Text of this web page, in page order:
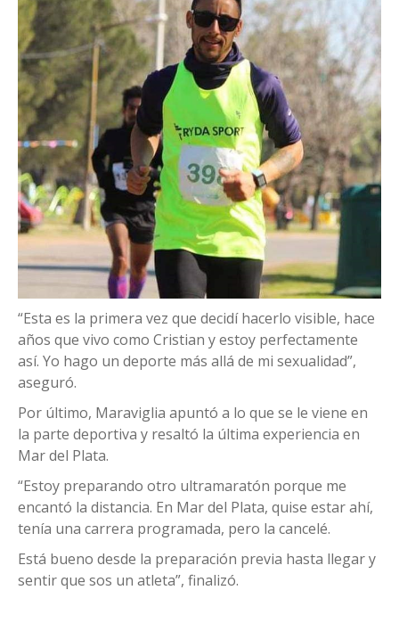
“Esta es la primera vez que decidí hacerlo visible, hace
años que vivo como Cristian y estoy perfectamente
así. Yo hago un deporte más allá de mi sexualidad”,
aseguró.
Por último, Maraviglia apuntó a lo que se le viene en
la parte deportiva y resaltó la última experiencia en
Mar del Plata.
“Estoy preparando otro ultramaratón porque me
encantó la distancia. En Mar del Plata, quise estar ahí,
tenía una carrera programada, pero la cancelé.
Está bueno desde la preparación previa hasta llegar y
sentir que sos un atleta”, finalizó.